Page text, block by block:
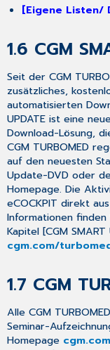
des
Johnson
in
2.1.3
COVID-
19-
nur
noch
bis
2.2
2.3
Verbuchen
von
[Eigene Listen/
1.6 CGM
Seit derCGM
zusätzliches,
automatisierten
UPDATE ist eine
Download-Lösung,
CGM TURBOMED
auf den neuesten
Update-DVD oder
Homepage. Die
eCOCKPIT direkt
Informationen
Kapitel [CGM SMART
cgm.com/
1.7 CGM
Alle CGM
Seminar-
Homepage